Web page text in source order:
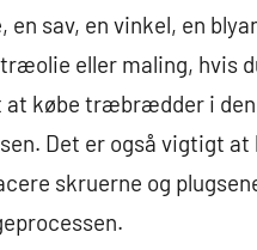
en sav, en vinkel, en
træolie eller maling, hvis
at købe træbrædder i
Det er også vigtigt
skruerne og